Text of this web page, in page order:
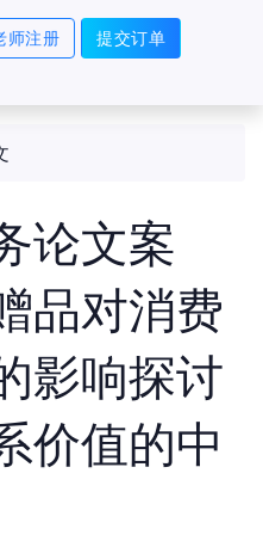
师注册 提交订单
论文案
品对消费
影响探讨
值的中